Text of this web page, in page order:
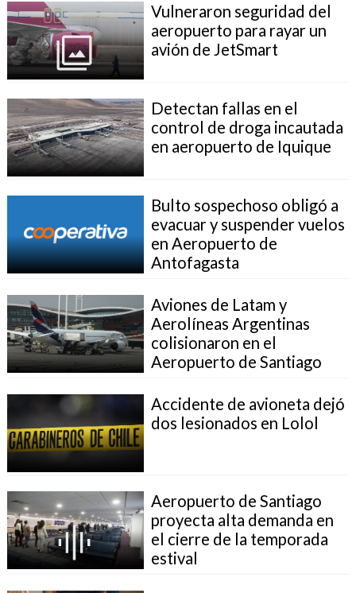
Vulneraron seguridad del
aeropuerto para rayar un
avión de JetSmart
Detectan fallas en el
control de droga incautada
en aeropuerto de Iquique
Bulto sospechoso obligó a
evacuar y suspender vuelos
en Aeropuerto de
Antofagasta
Aviones de Latam y
Aerolíneas Argentinas
colisionaron en el
Aeropuerto de Santiago
Accidente de avioneta dejó
dos lesionados en Lolol
Aeropuerto de Santiago
proyecta alta demanda en
el cierre de la temporada
estival